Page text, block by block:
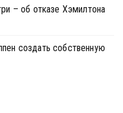
– об отказе Хэмилтона
создать собственную